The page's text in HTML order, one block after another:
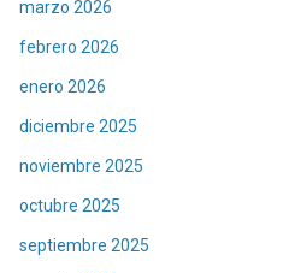
marzo 2026
febrero 2026
enero 2026
diciembre 2025
noviembre 2025
octubre 2025
septiembre 2025